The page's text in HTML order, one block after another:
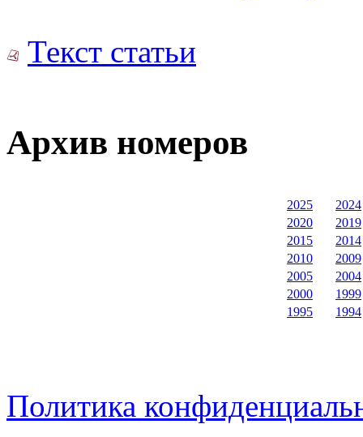
Текст статьи
Архив номеров
2025
2024
2020
2019
2015
2014
2010
2009
2005
2004
2000
1999
1995
1994
Политика